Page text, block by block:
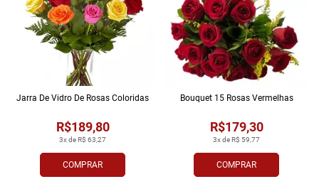
COMPRAR
3x de R$ 63,27
R$189,80
Jarra De Vidro De Rosas Coloridas
COMPRAR
3x de R$ 59,77
R$179,30
Bouquet 15 Rosas Vermelhas